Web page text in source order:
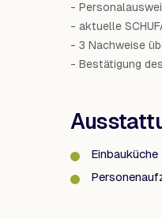
-
- aktuelle
- 3 Nachweise
- Bestätigung
Einbauküche